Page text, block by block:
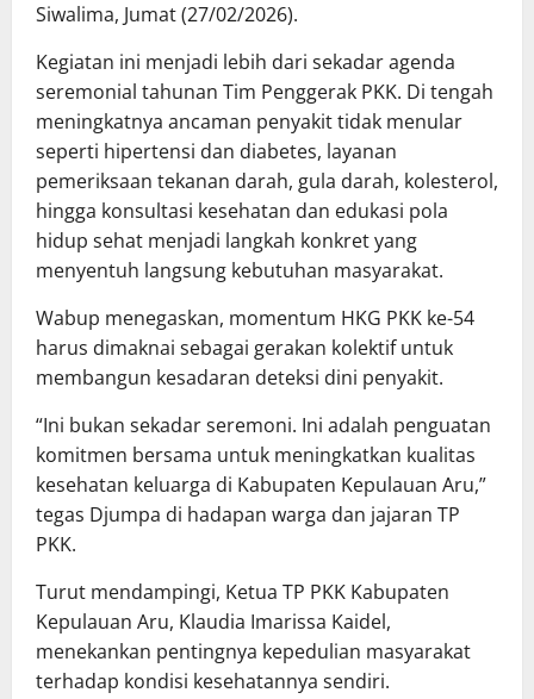
Siwalima, Jumat (27/02/2026).
Kegiatan ini menjadi lebih dari sekadar agenda
seremonial tahunan Tim Penggerak PKK. Di tengah
meningkatnya ancaman penyakit tidak menular
seperti hipertensi dan diabetes, layanan
pemeriksaan tekanan darah, gula darah, kolesterol,
hingga konsultasi kesehatan dan edukasi pola
hidup sehat menjadi langkah konkret yang
menyentuh langsung kebutuhan masyarakat.
Wabup menegaskan, momentum HKG PKK ke-54
harus dimaknai sebagai gerakan kolektif untuk
membangun kesadaran deteksi dini penyakit.
“Ini bukan sekadar seremoni. Ini adalah penguatan
komitmen bersama untuk meningkatkan kualitas
kesehatan keluarga di Kabupaten Kepulauan Aru,”
tegas Djumpa di hadapan warga dan jajaran TP
PKK.
Turut mendampingi, Ketua TP PKK Kabupaten
Kepulauan Aru, Klaudia Imarissa Kaidel,
menekankan pentingnya kepedulian masyarakat
terhadap kondisi kesehatannya sendiri.